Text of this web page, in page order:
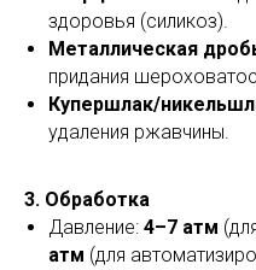
здоровья (силикоз).
Металлическая
придания
Купершлак/
удаления ржавчины.
3. Обработка
Давление: 4–7 атм
атм (для